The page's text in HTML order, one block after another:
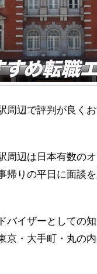
周辺で評判が良く
周辺は日本有数の
帰りの平日に面談
バイザーとしての
京・大手町・丸の